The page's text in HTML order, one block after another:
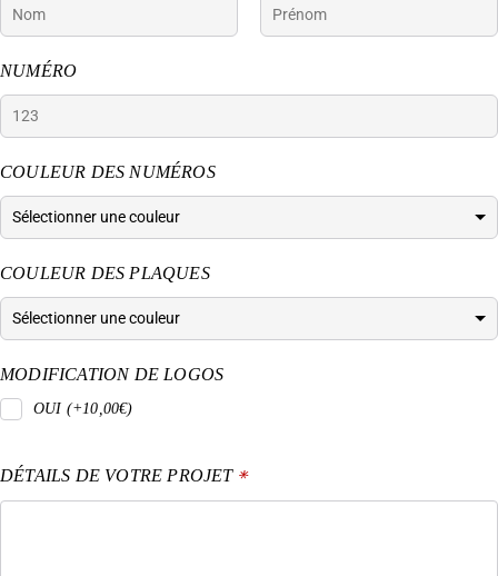
NUMÉRO
COULEUR DES NUMÉROS
COULEUR DES PLAQUES
MODIFICATION DE LOGOS
OUI (+10,00€)
DÉTAILS DE VOTRE PROJET *